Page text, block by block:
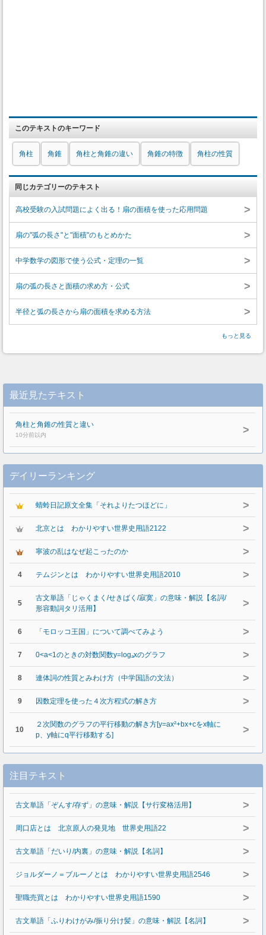
このテキストのキーワード
角柱 角錐 角柱と角錐の違い 角錐の特徴 角柱の性質
同じカテゴリーのテキスト
高校受験の入試問題によく出る！扇の面積を使った応用問題 >
扇の"弧の長さ"と"面積"のもとめかた >
中学数学の図形で使う公式・定理の一覧 >
扇の弧の長さと面積の求め方・公式 >
半径と弧の長さから扇の面積を求める方法 >
もっと見る
最近見たテキスト
角柱と角錐の性質と違い
10分前以内 >
デイリーランキング
蜻蛉日記原文全集「それよりたつほどに」 >
北京とは わかりやすい世界史用語2122 >
寧波の乱はなぜ起こったのか >
4 テムジンとは わかりやすい世界史用語2010 >
5
古文単語「じゃくまく/せきばく/寂寞」の意味・解説【名詞/
形容動詞タリ活用】
>
6 「モロッコ王国」について調べてみよう >
7 0<a<1のときの対数関数y=logₐxのグラフ >
8 連体詞の性質とみわけ方（中学国語の文法） >
9 因数定理を使った４次方程式の解き方 >
10
２次関数のグラフの平行移動の解き方[y=ax²+bx+cをx軸に
p、y軸にq平行移動する]
>
注目テキスト
古文単語「ぞんす/存ず」の意味・解説【サ行変格活用】 >
周口店とは 北京原人の発見地 世界史用語22 >
古文単語「だいり/内裏」の意味・解説【名詞】 >
ジョルダーノ＝ブルーノとは わかりやすい世界史用語2546 >
聖職売買とは わかりやすい世界史用語1590 >
古文単語「ふりわけがみ/振り分け髪」の意味・解説【名詞】 >